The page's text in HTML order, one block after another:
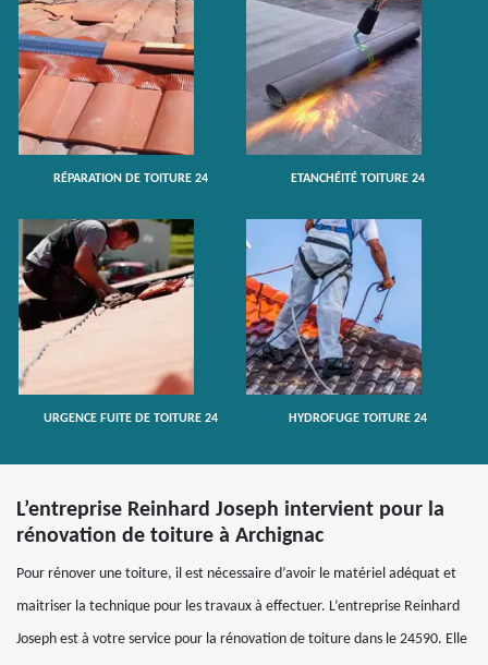
RÉPARATION DE TOITURE 24 ETANCHÉITÉ TOITURE 24
URGENCE FUITE DE TOITURE 24 HYDROFUGE TOITURE 24
L’entreprise Reinhard Joseph intervient pour la
rénovation de toiture à Archignac
Pour rénover une toiture, il est nécessaire d’avoir le matériel adéquat et
maitriser la technique pour les travaux à effectuer. L’entreprise Reinhard
Joseph est à votre service pour la rénovation de toiture dans le 24590. Elle